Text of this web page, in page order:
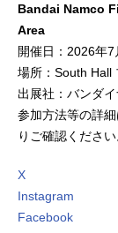
Bandai Namco
Area
開催日：2026年7
場所：South Hall
出展社：バンダ
参加方法等の詳
りご確認ください
X
Instagram
Facebook